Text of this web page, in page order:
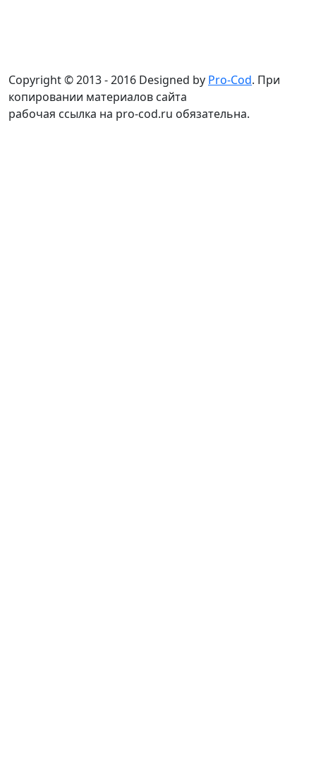
Copyright © 2013 - 2016 Designed by Pro-Cod. При
копировании материалов сайта
рабочая ссылка на pro-cod.ru обязательна.